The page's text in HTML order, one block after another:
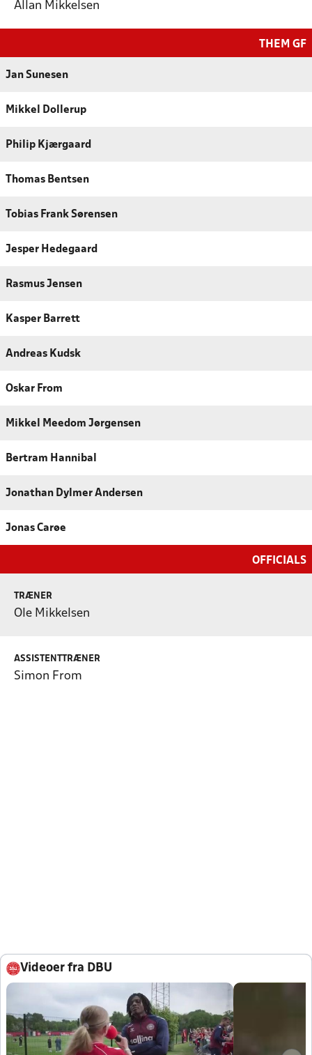
Allan Mikkelsen
THEM GF
Jan Sunesen
Mikkel Dollerup
Philip Kjærgaard
Thomas Bentsen
Tobias Frank Sørensen
Jesper Hedegaard
Rasmus Jensen
Kasper Barrett
Andreas Kudsk
Oskar From
Mikkel Meedom Jørgensen
Bertram Hannibal
Jonathan Dylmer Andersen
Jonas Carøe
OFFICIALS
TRÆNER
Ole Mikkelsen
ASSISTENTTRÆNER
Simon From
Videoer fra DBU